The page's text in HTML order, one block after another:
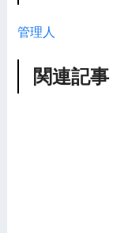
管理人
関連記事